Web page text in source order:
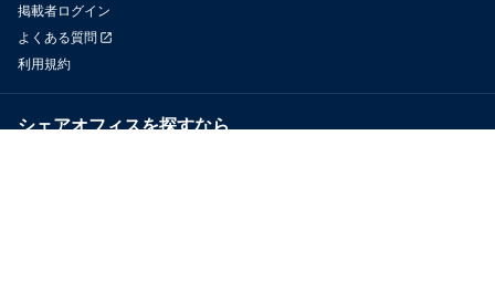
掲載者ログイン
よくある質問
利用規約
シェアオフィスを探すなら